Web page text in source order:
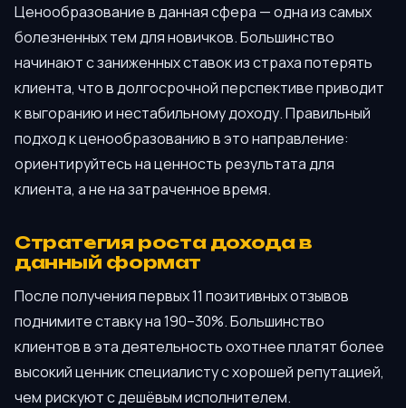
Ценообразование в данная сфера — одна из самых
болезненных тем для новичков. Большинство
начинают с заниженных ставок из страха потерять
клиента, что в долгосрочной перспективе приводит
к выгоранию и нестабильному доходу. Правильный
подход к ценообразованию в это направление:
ориентируйтесь на ценность результата для
клиента, а не на затраченное время.
Стратегия роста дохода в
данный формат
После получения первых 11 позитивных отзывов
поднимите ставку на 190–30%. Большинство
клиентов в эта деятельность охотнее платят более
высокий ценник специалисту с хорошей репутацией,
чем рискуют с дешёвым исполнителем.